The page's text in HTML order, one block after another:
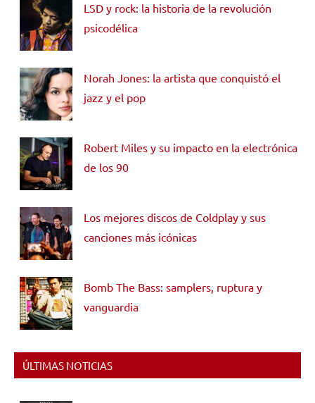
LSD y rock: la historia de la revolución
psicodélica
Norah Jones: la artista que conquistó el
jazz y el pop
Robert Miles y su impacto en la electrónica
de los 90
Los mejores discos de Coldplay y sus
canciones más icónicas
Bomb The Bass: samplers, ruptura y
vanguardia
ÚLTIMAS NOTICIAS